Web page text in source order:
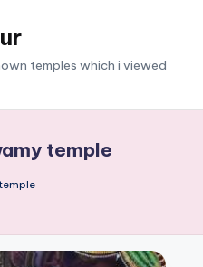
temples which i viewed
temple